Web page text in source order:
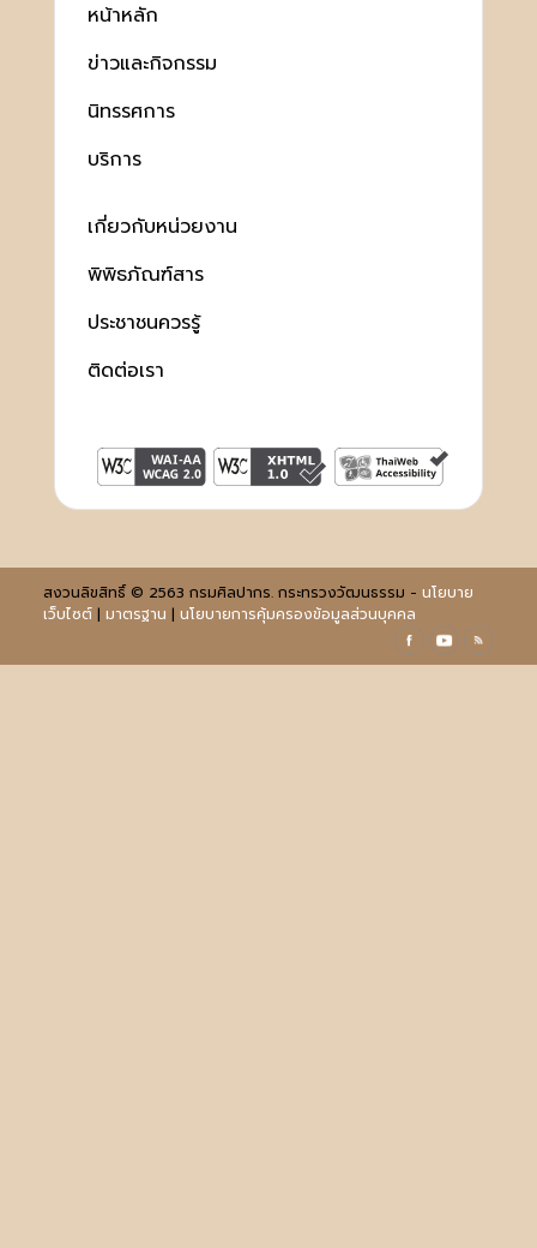
หน้าหลัก
ข่าวและกิจกรรม
นิทรรศการ
บริการ
เกี่ยวกับหน่วยงาน
พิพิธภัณฑ์สาร
ประชาชนควรรู้
ติดต่อเรา
สงวนลิขสิทธิ์ © 2563 กรมศิลปากร. กระทรวงวัฒนธรรม - นโยบาย
เว็บไซต์| มาตรฐาน | นโยบายการคุ้มครองข้อมูลส่วนบุคคล